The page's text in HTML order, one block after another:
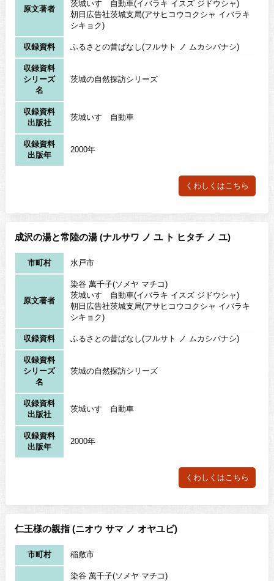
原文著者
茨城いすゞ自動車(イバラキ イスズ ジドウシャ)
朝日広告社茨城支局(アサヒコウコクシャ イバラキ
シキョク)
収録資料 ふるさとの昔ばなし(フルサト ノ ムカシバナシ)
収録資料
シリーズ
名
茨城の自然探訪シリーズ
収録資料
出版社
茨城いすゞ自動車
収録資料
出版年
2000年
くわしくはこちら
成沢の湯と常陸の湯 (ナルサワ ノ ユ ト ヒタチ ノ ユ)
市町村 水戸市
原文著者
染谷 萬千子(ソメヤ マチコ)
茨城いすゞ自動車(イバラキ イスズ ジドウシャ)
朝日広告社茨城支局(アサヒコウコクシャ イバラキ
シキョク)
収録資料 ふるさとの昔ばなし(フルサト ノ ムカシバナシ)
収録資料
シリーズ
名
茨城の自然探訪シリーズ
収録資料
出版社
茨城いすゞ自動車
収録資料
出版年
2000年
くわしくはこちら
仁王様の親指 (ニオウ サマ ノ オヤユビ)
市町村 稲敷市
染谷 萬千子(ソメヤ マチコ)